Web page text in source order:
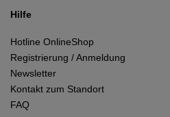
Hilfe
Hotline OnlineShop
Registrierung / Anmeldung
Newsletter
Kontakt zum Standort
FAQ